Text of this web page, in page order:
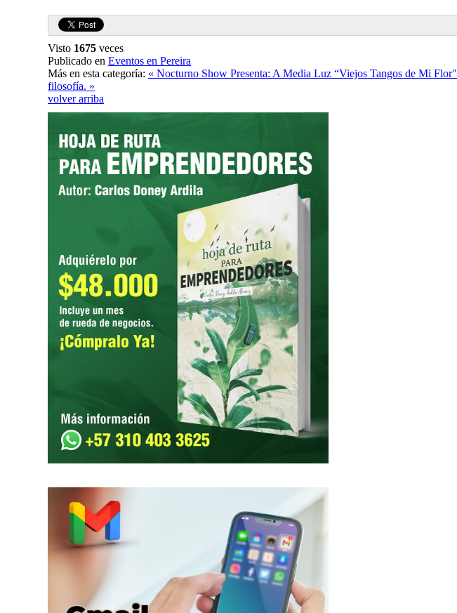
Visto 1675 veces
Publicado en Eventos en Pereira
Más en esta categoría: « Nocturno Show Presenta: A Media Luz “Viejos Tangos de Mi Flor"
filosofía. »
volver arriba